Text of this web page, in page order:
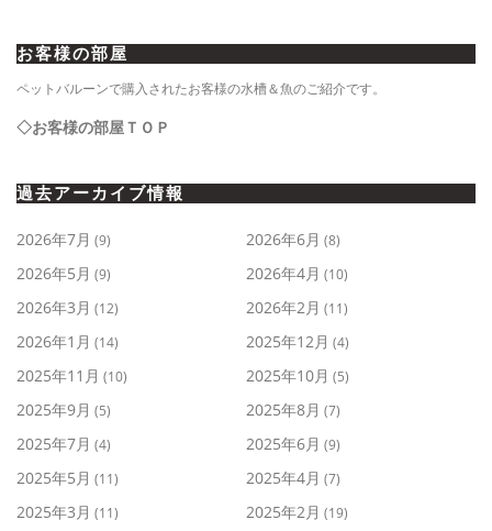
お客様の部屋
ペットバルーンで購入されたお客様の水槽＆魚のご紹介です。
◇お客様の部屋ＴＯＰ
過去アーカイブ情報
2026年7月 (9) 2026年6月 (8)
2026年5月 (9) 2026年4月 (10)
2026年3月 (12) 2026年2月 (11)
2026年1月 (14) 2025年12月 (4)
2025年11月 (10) 2025年10月 (5)
2025年9月 (5) 2025年8月 (7)
2025年7月 (4) 2025年6月 (9)
2025年5月 (11) 2025年4月 (7)
2025年3月 (11) 2025年2月 (19)